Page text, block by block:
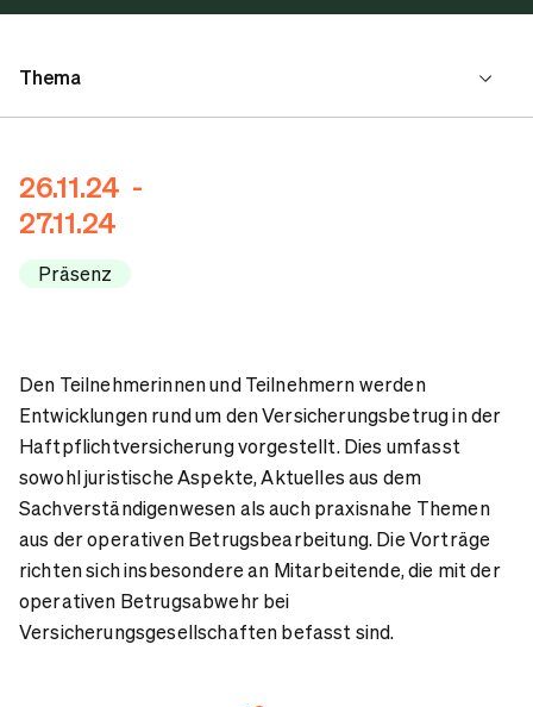
Thema
26.11.24 -
27.11.24
Präsenz
Den Teilnehmerinnen und Teilnehmern werden
Entwicklungen rund um den Versicherungsbetrug in der
Haftpflichtversicherung vorgestellt. Dies umfasst
sowohl juristische Aspekte, Aktuelles aus dem
Sachverständigenwesen als auch praxisnahe Themen
aus der operativen Betrugsbearbeitung. Die Vorträge
richten sich insbesondere an Mitarbeitende, die mit der
operativen Betrugsabwehr bei
Versicherungsgesellschaften befasst sind.